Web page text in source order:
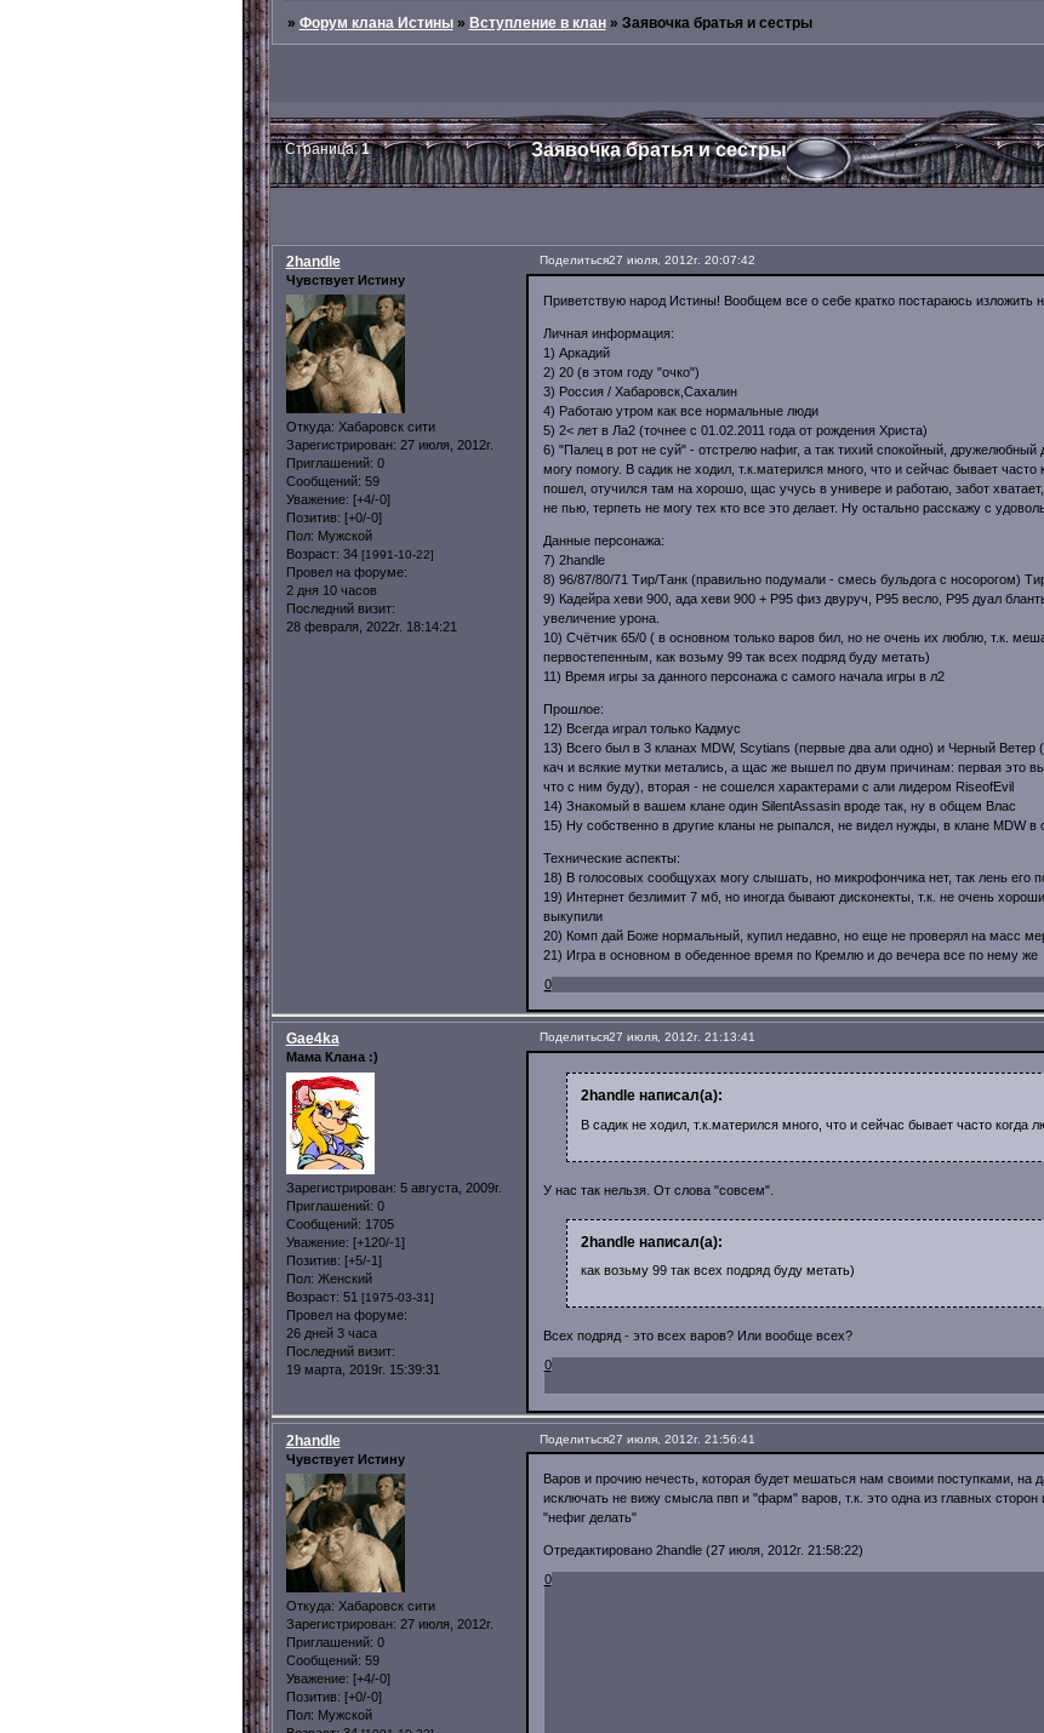
» Форум клана Истины » Вступление в клан » Заявочка братья и сестры
Заявочка братья и сестры
Страница:1
Поделиться27 июля, 2012г. 20:07:42
2handle
Чувствует Истину
Откуда: Хабаровск сити
Зарегистрирован: 27 июля, 2012г.
Приглашений: 0
Сообщений: 59
Уважение: [+4/-0]
Позитив: [+0/-0]
Пол: Мужской
Возраст: 34 [1991-10-22]
Провел на форуме:
2 дня 10 часов
Последний визит:
28 февраля, 2022г. 18:14:21
Приветствую народ Истины! Вообщем все о себе кратко постараюсь изложить
Личная информация:
1) Аркадий
2) 20 (в этом году "очко")
3) Россия / Хабаровск,Сахалин
4) Работаю утром как все нормальные люди
5) 2< лет в Ла2 (точнее с 01.02.2011 года от рождения Христа)
6) "Палец в рот не суй" - отстрелю нафиг, а так тихий спокойный,
могу помогу. В садик не ходил, т.к.матерился много, что и сейчас бывает
пошел, отучился там на хорошо, щас учусь в универе и работаю, забот
не пью, терпеть не могу тех кто все это делает. Ну остально расскажу с
Данные персонажа:
7) 2handle
8) 96/87/80/71 Тир/Танк (правильно подумали - смесь бульдога с носорогом)
9) Кадейра хеви 900, ада хеви 900 + Р95 физ двуруч, Р95 весло, Р95 дуал
увеличение урона.
10) Счётчик 65/0 ( в основном только варов бил, но не очень их люблю, т.к.
первостепенным, как возьму 99 так всех подряд буду метать)
11) Время игры за данного персонажа с самого начала игры в л2
Прошлое:
12) Всегда играл только Кадмус
13) Всего был в 3 кланах MDW, Scytians (первые два али одно) и Черный Ветер
кач и всякие мутки метались, а щас же вышел по двум причинам: первая это
что с ним буду), вторая - не сошелся характерами с али лидером RiseofЕvil
14) Знакомый в вашем клане один SilentAssasin вроде так, ну в общем Влас
15) Ну собственно в другие кланы не рыпался, не видел нужды, в клане MDW
Технические аспекты:
18) В голосовых сообщухах могу слышать, но микрофончика нет, так лень его
19) Интернет безлимит 7 мб, но иногда бывают дисконекты, т.к. не очень
выкупили
20) Комп дай Боже нормальный, купил недавно, но еще не проверял на масс
21) Игра в основном в обеденное время по Кремлю и до вечера все по нему же
0
Поделиться27 июля, 2012г. 21:13:41
Gae4ka
Мама Клана :)
Зарегистрирован: 5 августа, 2009г.
Приглашений: 0
Сообщений: 1705
Уважение: [+120/-1]
Позитив: [+5/-1]
Пол: Женский
Возраст: 51 [1975-03-31]
Провел на форуме:
26 дней 3 часа
Последний визит:
19 марта, 2019г. 15:39:31
2handle написал(а):
В садик не ходил, т.к.матерился много, что и сейчас бывает часто когда
У нас так нельзя. От слова "совсем".
2handle написал(а):
как возьму 99 так всех подряд буду метать)
Всех подряд - это всех варов? Или вообще всех?
0
Поделиться27 июля, 2012г. 21:56:41
2handle
Чувствует Истину
Откуда: Хабаровск сити
Зарегистрирован: 27 июля, 2012г.
Приглашений: 0
Сообщений: 59
Уважение: [+4/-0]
Позитив: [+0/-0]
Пол: Мужской
Варов и прочию нечесть, которая будет мешаться нам своими поступками, на
исключать не вижу смысла пвп и "фарм" варов, т.к. это одна из главных
"нефиг делать"
Отредактировано 2handle (27 июля, 2012г. 21:58:22)
0